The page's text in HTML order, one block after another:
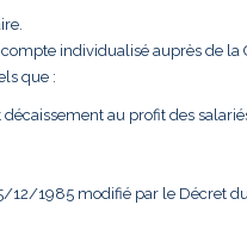
individualisé auprès de la
que :
au profit des
12/1985 modifié par le Décret